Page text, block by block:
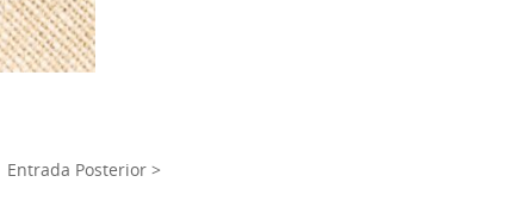
Entrada Posterior >